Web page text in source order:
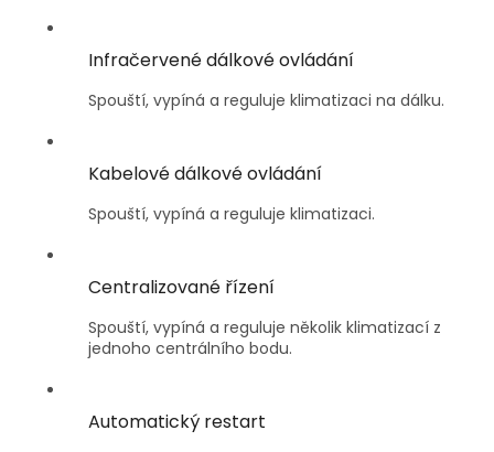
Infračervené dálkové ovládání
Spouští, vypíná a reguluje klimatizaci na dálku.
Kabelové dálkové ovládání
Spouští, vypíná a reguluje klimatizaci.
Centralizované řízení
Spouští, vypíná a reguluje několik klimatizací z
jednoho centrálního bodu.
Automatický restart